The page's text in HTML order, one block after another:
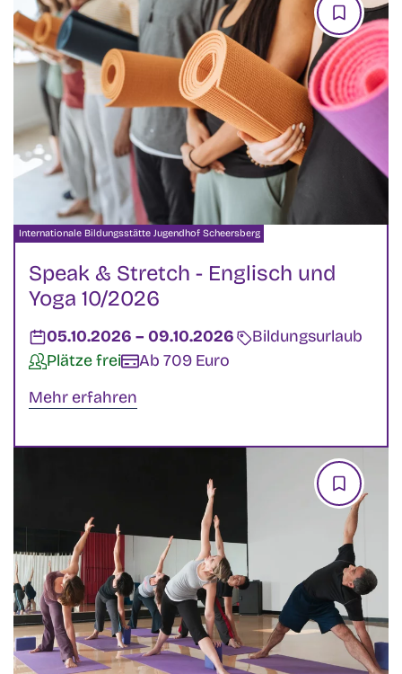
Speak & Stretch - Englisch und
Yoga 10/2026
Veranstalter:
Internationale Bildungsstätte Jugendhof Scheersberg
Datum:
05.10.2026 – bis
09.10.2026Veranstaltungsart:
Bildungsurlaub
Verfügbarkeit:
Plätze freiKosten:
Ab 709 Euro
Mehr erfahren